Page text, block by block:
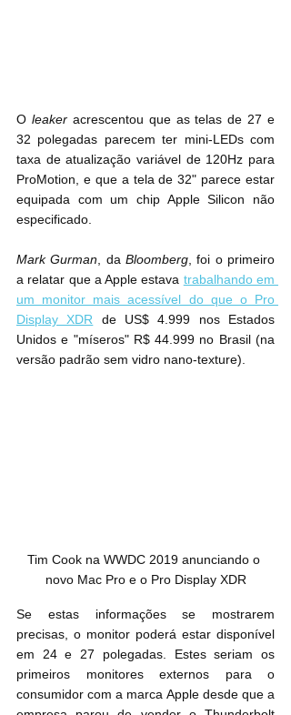
O leaker acrescentou que as telas de 27 e
32 polegadas parecem ter mini-LEDs com
taxa de atualização variável de 120Hz para
ProMotion, e que a tela de 32" parece estar
equipada com um chip Apple Silicon não
especificado.
Mark Gurman , da Bloomberg , foi o primeiro
a relatar que a Apple estava trabalhando em
um monitor mais acessível do que o Pro
Display XDR de US$ 4.999 nos Estados
Unidos e "míseros" R$ 44.999 no Brasil (na
versão padrão sem vidro nano-texture).
Tim Cook na WWDC 2019 anunciando o
novo Mac Pro e o Pro Display XDR
Se estas informações se mostrarem
precisas, o monitor poderá estar disponível
em 24 e 27 polegadas. Estes seriam os
primeiros monitores externos para o
consumidor com a marca Apple desde que a